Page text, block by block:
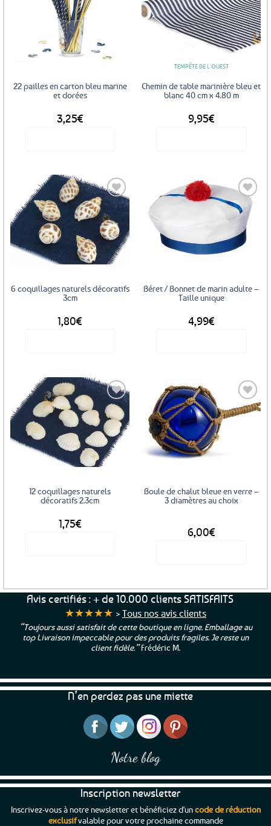
peuvent
sur
22 pailles en carton bleu marine
et dorées
3,25€
Ajouter
aux
favoris
TEMPÊTE DE L'OUEST
Chemin de table marinière bleu et
blanc 40 cm x 4.80 m
9,95€
Ajouter
aux
favoris
6 coquillages naturels décoratifs
3cm
1,80€
Ajouter
aux
favoris
Béret / Bonnet de marin adulte –
Taille unique
4,99€
Ajouter
aux
favoris
12 coquillages naturels
décoratifs 2.3cm
1,75€
Boule de chalut bleue en verre –
3 diamètres au choix
6,00€
a
plusieurs
variations.
Les
options
choisies
sur
page
du
Avis certifiés : + de 10.000 clients SATISFAITS
★★★★★ > Tous nos avis clients
“Toujours aussi satisfait de cette boutique en ligne. Emballage au
top Livraison impeccable pour des produits fragiles. Je reste un
client fidèle.”Frédéric M.
N’en perdez pas une miette
Notre blog
Inscription newsletter
Inscrivez-vous à notre newsletter et bénéficiez d'uncode de réduction
exclusifvalable pour votre prochaine commande